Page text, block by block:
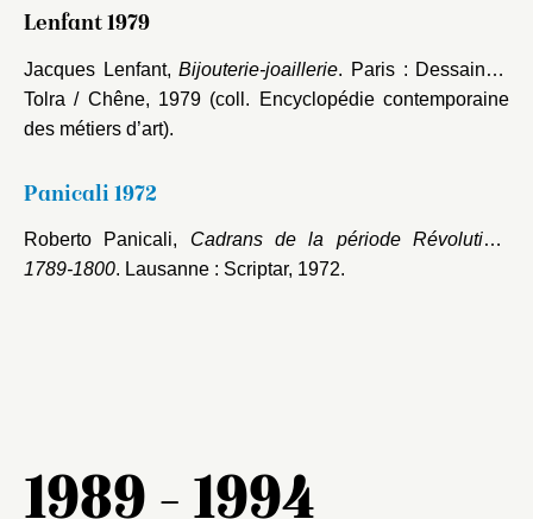
Lenfant 1979
Jacques Lenfant,Bijouterie-joaillerie. Paris : Dessain et
Tolra / Chêne, 1979 (coll. Encyclopédie contemporaine
des métiers d’art).
Panicali 1972
Roberto Panicali, Cadrans de la période Révolution,
1789-1800. Lausanne : Scriptar, 1972.
1989 - 1994